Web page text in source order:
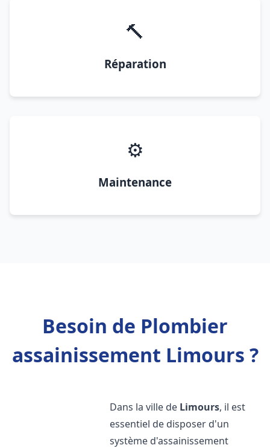
🔨
Réparation
⚙️
Maintenance
Besoin de Plombier
assainissement Limours ?
Dans la ville de Limours, il est
essentiel de disposer d'un
système d'assainissement